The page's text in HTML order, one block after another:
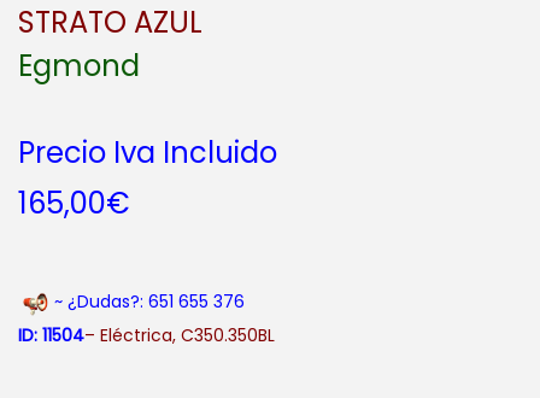
STRATO AZUL
Egmond
Precio Iva Incluido
165,00€
~ ¿Dudas?: 651 655 376
ID: 11504– Eléctrica, C350.350BL